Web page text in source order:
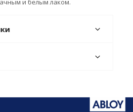
и белым лаком.